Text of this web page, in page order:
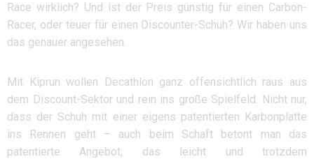
Race wirklich? Und ist der Preis günstig für einen Carbon-
Racer, oder teuer für einen Discounter-Schuh? Wir haben uns
das genauer angesehen.
Mit Kiprun wollen Decathlon ganz offensichtlich raus aus
dem Discount-Sektor und rein ins große Spielfeld. Nicht nur,
dass der Schuh mit einer eigens patentierten Karbonplatte
ins Rennen geht – auch beim Schaft betont man das
patentierte Angebot, das leicht und trotzdem